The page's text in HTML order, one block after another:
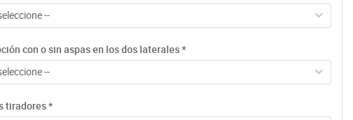
--
con o sin aspas en los dos laterales*
--
tiradores*